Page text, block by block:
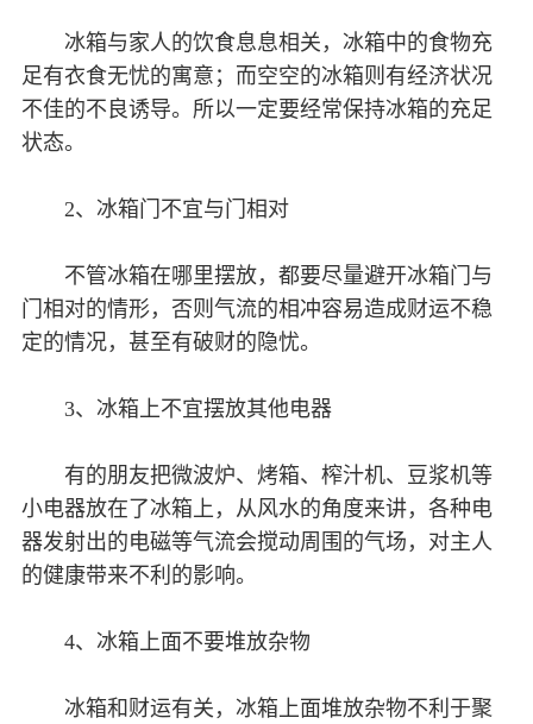
冰箱与家人的饮食息息相关，冰箱中的食物充
足有衣食无忧的寓意；而空空的冰箱则有经济状况
不佳的不良诱导。所以一定要经常保持冰箱的充足
状态。
2、冰箱门不宜与门相对
不管冰箱在哪里摆放，都要尽量避开冰箱门与
门相对的情形，否则气流的相冲容易造成财运不稳
定的情况，甚至有破财的隐忧。
3、冰箱上不宜摆放其他电器
有的朋友把微波炉、烤箱、榨汁机、豆浆机等
小电器放在了冰箱上，从风水的角度来讲，各种电
器发射出的电磁等气流会搅动周围的气场，对主人
的健康带来不利的影响。
4、冰箱上面不要堆放杂物
冰箱和财运有关，冰箱上面堆放杂物不利于聚